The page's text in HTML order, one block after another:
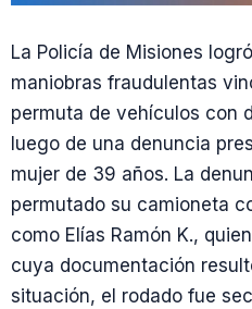
La Policía de Misiones
maniobras fraudulentas
permuta de vehículos con
luego de una denuncia
mujer de 39 años. La
permutado su camioneta
como Elías Ramón K.,
cuya documentación
situación, el rodado fue